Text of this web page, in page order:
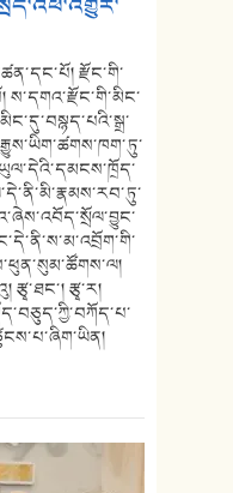
རྫོང་གི་
ས་དགའ་རྫོང་གི་མིང་
རྩྭ་ཐང་། རྩྭ་ར།